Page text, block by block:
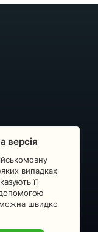
версія
випадках
її
швидко